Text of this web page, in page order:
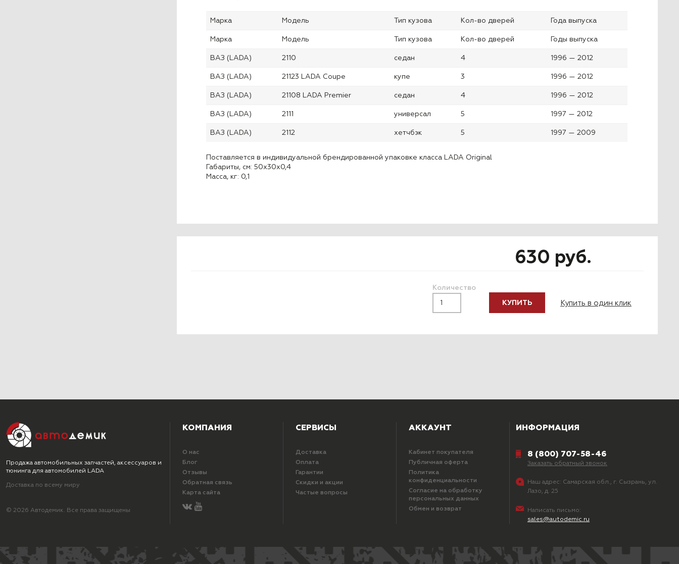
Марка Модель Тип кузова Кол-во дверей Года выпуска
Марка Модель Тип кузова Кол-во дверей Годы выпуска
ВАЗ (LADA) 2110 седан 4 1996 — 2012
ВАЗ (LADA) 21123 LADA Coupe купе 3 1996 — 2012
ВАЗ (LADA) 21108 LADA Premier седан 4 1996 — 2012
ВАЗ (LADA) 2111 универсал 5 1997 — 2012
ВАЗ (LADA) 2112 хетчбэк 5 1997 — 2009
Поставляется в индивидуальной брендированной упаковке класса LADA Original
Габариты, см: 50x30x0,4
Масса, кг: 0,1
630 руб.
Количество
КУПИТЬ Купить в один клик
Продажа автомобильных запчастей, аксессуаров и
тюнинга для автомобилей LADA
Доставка по всему миру
© 2026 Автодемик. Все права защищены
КОМПАНИЯ
О нас
Блог
Отзывы
Обратная связь
Карта сайта
СЕРВИСЫ
Доставка
Оплата
Гарантии
Скидки и акции
Частые вопросы
АККАУНТ
Кабинет покупателя
Публичная оферта
Политика
конфиденциальности
Согласие на обработку
персональных данных
Обмен и возврат
ИНФОРМАЦИЯ
8 (800) 707-58-46
Заказать обратный звонок
Наш адрес: Самарская обл., г. Сызрань, ул.
Лазо, д. 25
Написать письмо:
sales@autodemic.ru